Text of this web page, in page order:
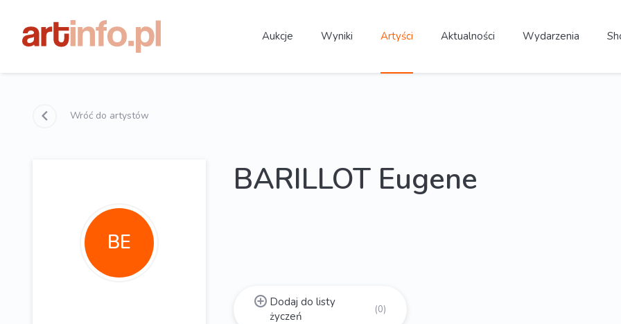
Aukcje Wyniki Artyści Aktualności Wydarzenia
Wróć do artystów
BE
BARILLOT Eugene
Dodaj do listy
życzeń
(0)